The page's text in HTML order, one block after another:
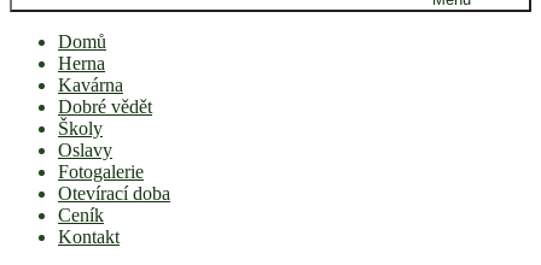
Domů
Herna
Kavárna
Dobré vědět
Školy
Oslavy
Fotogalerie
Otevírací doba
Ceník
Kontakt